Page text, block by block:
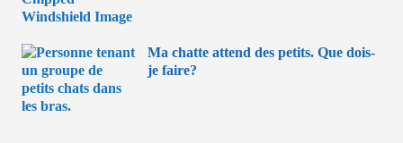
Ma chatte attend des petits. Que dois-
je faire?